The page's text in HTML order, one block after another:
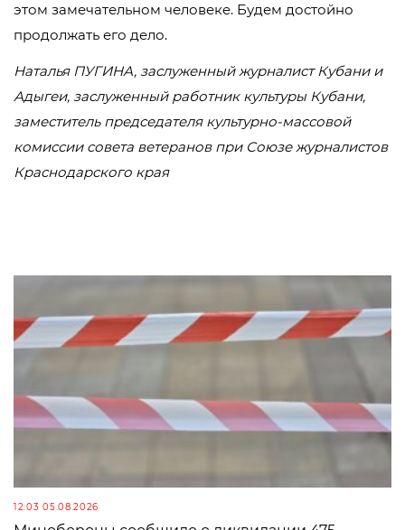
этом замечательном человеке. Будем достойно
продолжать его дело.
Наталья ПУГИНА, заслуженный журналист Кубани и
Адыгеи, заслуженный работник культуры Кубани,
заместитель председателя культурно-массовой
комиссии совета ветеранов при Союзе журналистов
Краснодарского края
12:03 05.08.2026